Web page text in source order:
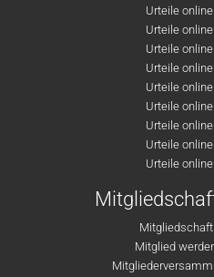
Urteile
Urteile
Urteile
Urteile
Urteile
Urteile
Urteile
Urteile
Urteile
Mitglied